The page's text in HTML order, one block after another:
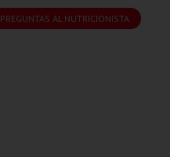
PREGUNTAS AL NUTRICIONISTA